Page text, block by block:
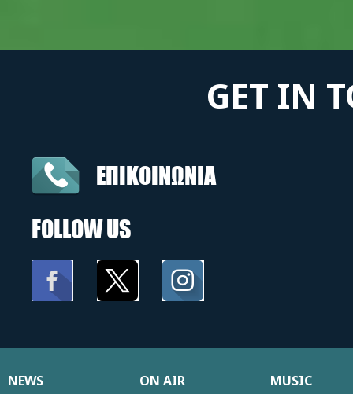
GET IN
ΕΠΙΚΟΙΝΩΝΙΑ
FOLLOW US
NEWS ON AIR
MUSIC